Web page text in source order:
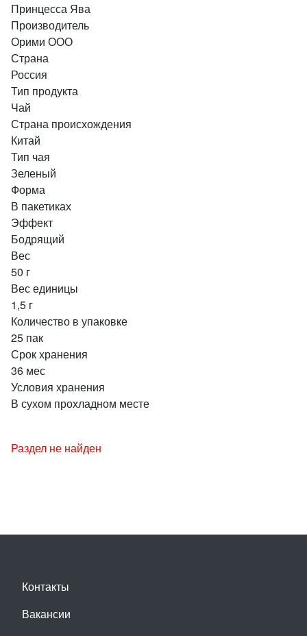
Принцесса Ява
Производитель
Орими ООО
Страна
Россия
Тип продукта
Чай
Страна происхождения
Китай
Тип чая
Зеленый
Форма
В пакетиках
Эффект
Бодрящий
Вес
50 г
Вес единицы
1,5 г
Количество в упаковке
25 пак
Срок хранения
36 мес
Условия хранения
В сухом прохладном месте
Раздел не найден
Контакты
Вакансии